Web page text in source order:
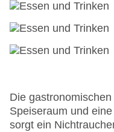
Pools:Outdoor Pool
Zahlungsarten:
Landeskategorie: 3
Die
Speiseraum und
sorgt ein